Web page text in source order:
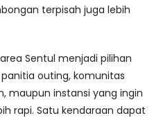
terpisah juga lebih
Sentul menjadi pilihan
outing, komunitas
maupun instansi yang ingin
rapi. Satu kendaraan dapat